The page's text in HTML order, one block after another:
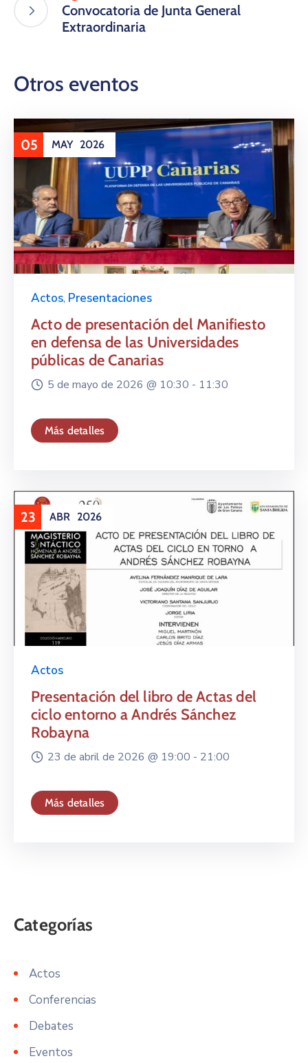
Convocatoria de Junta General
Extraordinaria​
Otros eventos
05 MAY 2026
Actos, Presentaciones
Acto de presentación del Manifiesto
en defensa de las Universidades
públicas de Canarias
5 de mayo de 2026 @ 10:30 - 11:30
Más detalles
23 ABR 2026
Actos
Presentación del libro de Actas del
ciclo entorno a Andrés Sánchez
Robayna
23 de abril de 2026 @ 19:00 - 21:00
Más detalles
Actos
Conferencias
Debates
Eventos